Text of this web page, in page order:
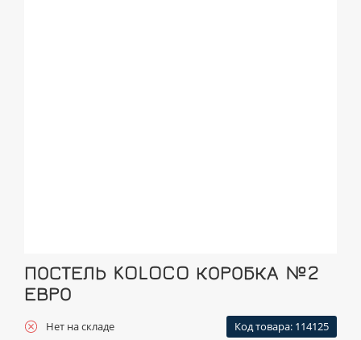
ПОСТЕЛЬ KOLOCO КОРОБКА №2
ЕВРО
Нет на складе Код товара: 114125